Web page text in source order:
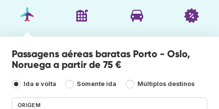
Passagens aéreas baratas Porto - Oslo,
Noruega a partir de 75 €
Ida e volta Somente ida Múltiplos destinos
ORIGEM